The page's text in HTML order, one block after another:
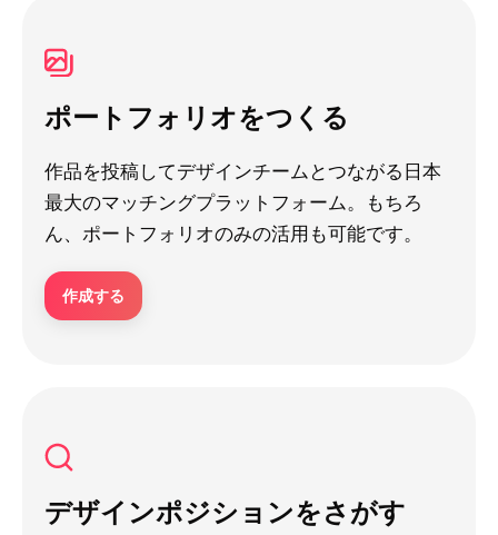
ポートフォリオをつくる
作品を投稿してデザインチームとつながる日本
最大のマッチングプラットフォーム。もちろ
ん、ポートフォリオのみの活用も可能です。
作成する
デザインポジションをさがす